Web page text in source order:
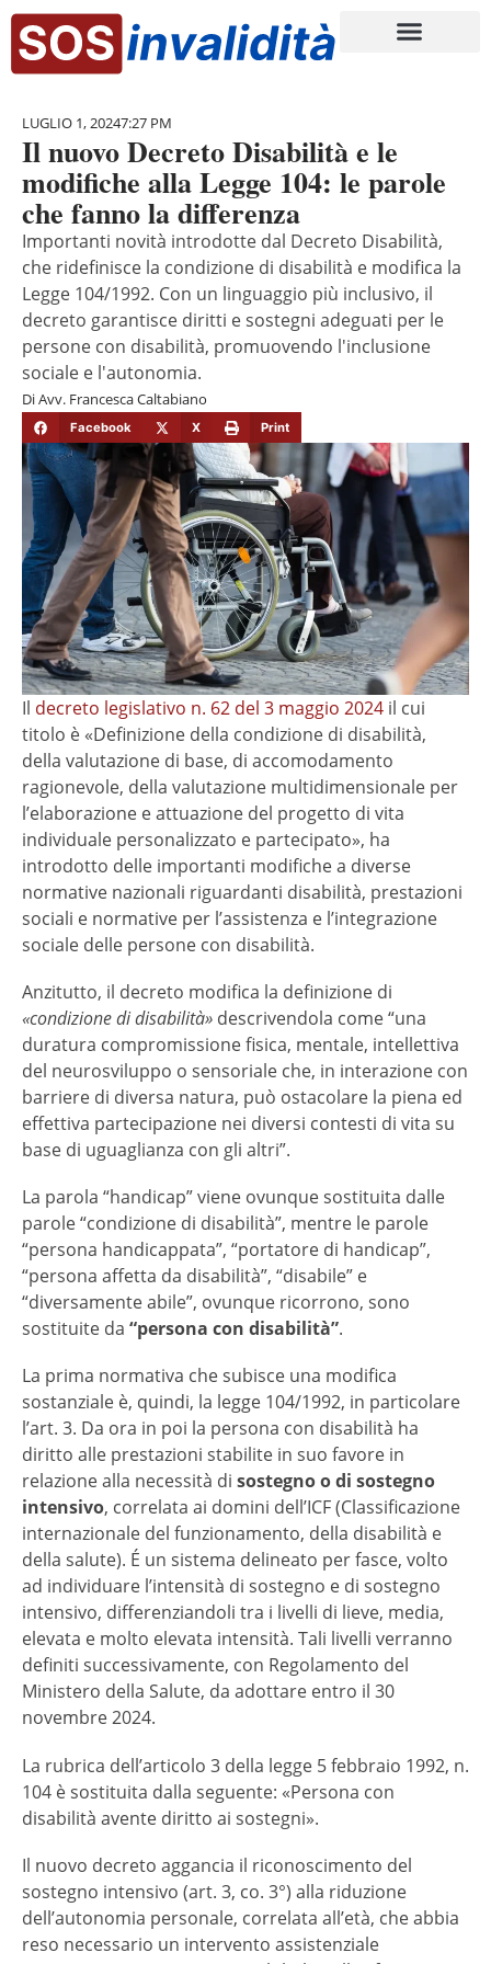
LUGLIO 1, 20247:27 PM
Il nuovo Decreto Disabilità e le
modifiche alla Legge 104: le parole
che fanno la differenza
Importanti novità introdotte dal Decreto Disabilità,
che ridefinisce la condizione di disabilità e modifica la
Legge 104/1992. Con un linguaggio più inclusivo, il
decreto garantisce diritti e sostegni adeguati per le
persone con disabilità, promuovendo l'inclusione
sociale e l'autonomia.
DiAvv. Francesca Caltabiano
Facebook X Print
Il decreto legislativo n. 62 del 3 maggio 2024 il cui
titolo è «Definizione della condizione di disabilità,
della valutazione di base, di accomodamento
ragionevole, della valutazione multidimensionale per
l’elaborazione e attuazione del progetto di vita
individuale personalizzato e partecipato», ha
introdotto delle importanti modifiche a diverse
normative nazionali riguardanti disabilità, prestazioni
sociali e normative per l’assistenza e l’integrazione
sociale delle persone con disabilità.
Anzitutto, il decreto modifica la definizione di
«condizione di disabilità» descrivendola come “una
duratura compromissione fisica, mentale, intellettiva
del neurosviluppo o sensoriale che, in interazione con
barriere di diversa natura, può ostacolare la piena ed
effettiva partecipazione nei diversi contesti di vita su
base di uguaglianza con gli altri”.
La parola “handicap” viene ovunque sostituita dalle
parole “condizione di disabilità”, mentre le parole
“persona handicappata”, “portatore di handicap”,
“persona affetta da disabilità”, “disabile” e
“diversamente abile”, ovunque ricorrono, sono
sostituite da “persona con disabilità”.
La prima normativa che subisce una modifica
sostanziale è, quindi, la legge 104/1992, in particolare
l’art. 3. Da ora in poi la persona con disabilità ha
diritto alle prestazioni stabilite in suo favore in
relazione alla necessità di sostegno o di sostegno
intensivo, correlata ai domini dell’ICF (Classificazione
internazionale del funzionamento, della disabilità e
della salute). É un sistema delineato per fasce, volto
ad individuare l’intensità di sostegno e di sostegno
intensivo, differenziandoli tra i livelli di lieve, media,
elevata e molto elevata intensità. Tali livelli verranno
definiti successivamente, con Regolamento del
Ministero della Salute, da adottare entro il 30
novembre 2024.
La rubrica dell’articolo 3 della legge 5 febbraio 1992, n.
104 è sostituita dalla seguente: «Persona con
disabilità avente diritto ai sostegni».
Il nuovo decreto aggancia il riconoscimento del
sostegno intensivo (art. 3, co. 3°) alla riduzione
dell’autonomia personale, correlata all’età, che abbia
reso necessario un intervento assistenziale